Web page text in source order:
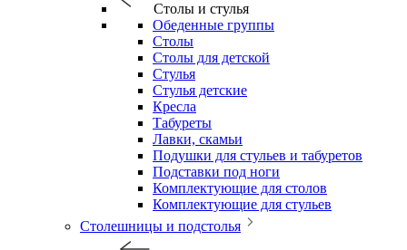
Столы и стулья
Обеденные группы
Столы
Столы для детской
Стулья
Стулья детские
Кресла
Табуреты
Лавки, скамьи
Подушки для стульев и табуретов
Подставки под ноги
Комплектующие для столов
Комплектующие для стульев
Столешницы и подстолья